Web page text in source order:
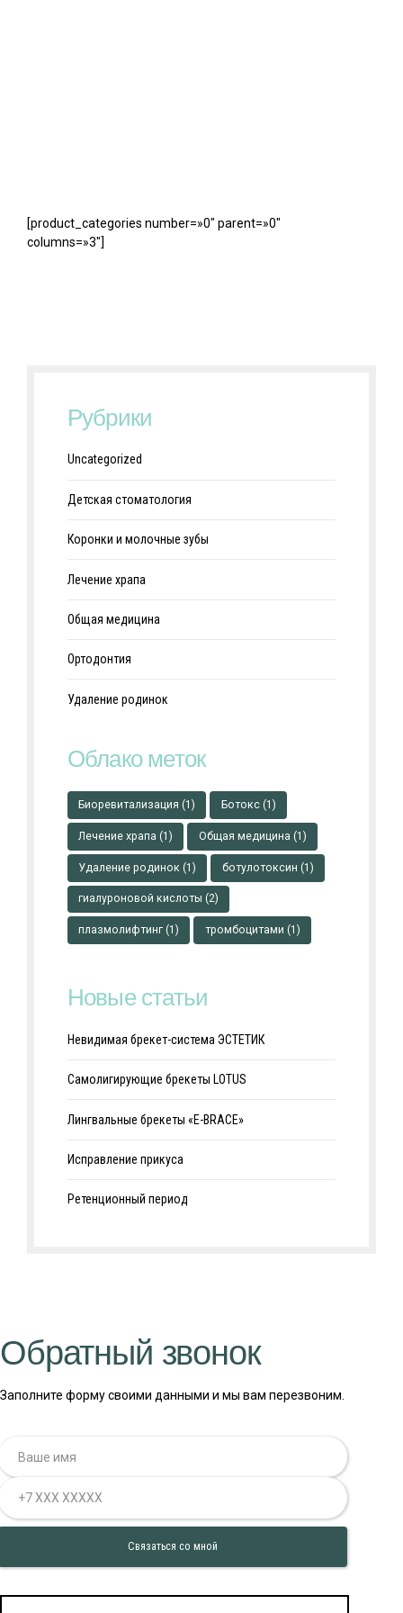
[product_categories number=»0″ parent=»0″
columns=»3″]
Рубрики
Uncategorized
Детская стоматология
Коронки и молочные зубы
Лечение храпа
Общая медицина
Ортодонтия
Удаление родинок
Облако меток
Биоревитализация (1) Ботокс(1)
Лечение храпа (1) Общая медицина (1)
Удаление родинок (1) ботулотоксин (1)
гиалуроновой кислоты (2)
плазмолифтинг (1) тромбоцитами (1)
Новые статьи
Невидимая брекет-система ЭСТЕТИК
Самолигирующие брекеты LOTUS
Лингвальные брекеты «E-BRACE»
Исправление прикуса
Ретенционный период
Обратный звонок
Заполните форму своими данными и мы вам перезвоним.